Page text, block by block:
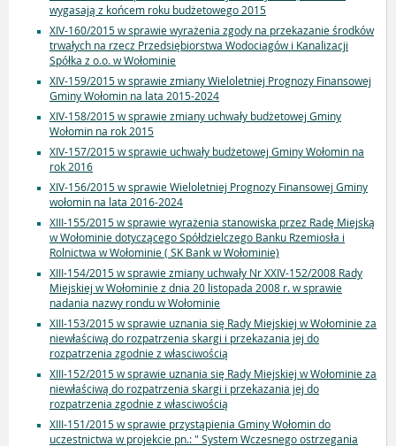
wygasają z końcem roku budżetowego 2015
XIV-160/2015 w sprawie wyrażenia zgody na przekazanie środków
trwałych na rzecz Przedsiębiorstwa Wodociagów i Kanalizacji
Spółka z o.o. w Wołominie
XIV-159/2015 w sprawie zmiany Wieloletniej Prognozy Finansowej
Gminy Wołomin na lata 2015-2024
XIV-158/2015 w sprawie zmiany uchwały budżetowej Gminy
Wołomin na rok 2015
XIV-157/2015 w sprawie uchwały budżetowej Gminy Wołomin na
rok 2016
XIV-156/2015 w sprawie Wieloletniej Prognozy Finansowej Gminy
wołomin na lata 2016-2024
XIII-155/2015 w sprawie wyrażenia stanowiska przez Radę Miejską
w Wołominie dotyczącego Spółdzielczego Banku Rzemiosła i
Rolnictwa w Wołominie ( SK Bank w Wołominie)
XIII-154/2015 w sprawie zmiany uchwały Nr XXIV-152/2008 Rady
Miejskiej w Wołominie z dnia 20 listopada 2008 r. w sprawie
nadania nazwy rondu w Wołominie
XIII-153/2015 w sprawie uznania się Rady Miejskiej w Wołominie za
niewłaściwą do rozpatrzenia skargi i przekazania jej do
rozpatrzenia zgodnie z własciwością
XIII-152/2015 w sprawie uznania się Rady Miejskiej w Wołominie za
niewłaściwą do rozpatrzenia skargi i przekazania jej do
rozpatrzenia zgodnie z własciwością
XIII-151/2015 w sprawie przystąpienia Gminy Wołomin do
uczestnictwa w projekcie pn.: " System Wczesnego ostrzegania